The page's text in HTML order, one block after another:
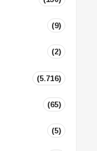
(9)
(2)
(5.716)
(65)
(5)